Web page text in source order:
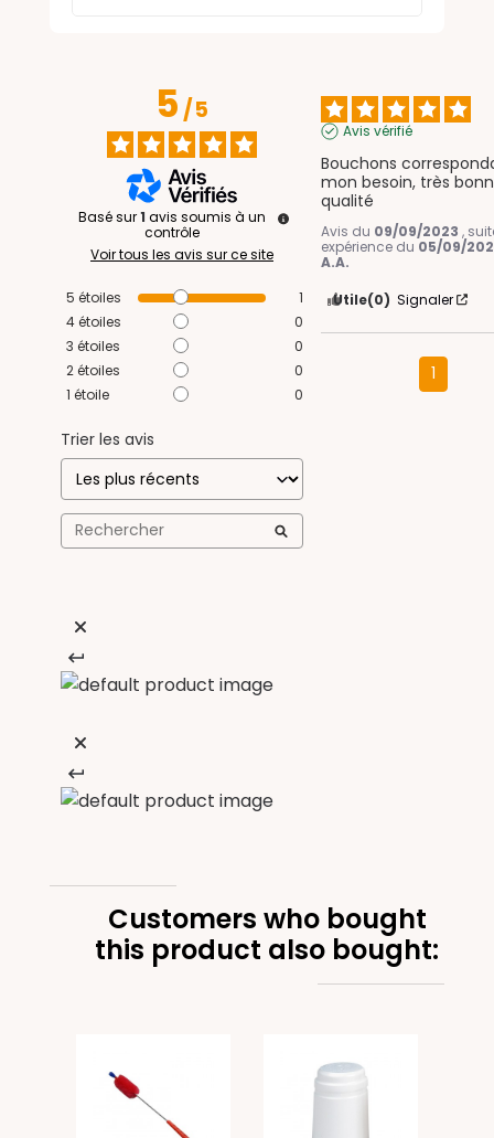
5/5
Basé sur1 avis soumis à un
contrôle
Voir tous les avis sur ce site
5 étoiles
1
4étoiles
0
3 étoiles
0
2étoiles
0
1 étoile 0
Trier les avis
Avis vérifié
Bouchons
mon besoin, très
qualité
Avis du 09/09/2023 ,
expérience du 05/09/
A.A.
Utile(0) Signaler
1
Customers who bought
this product also bought: